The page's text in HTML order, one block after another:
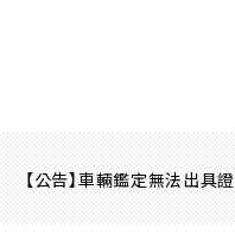
【公告】車輛鑑定無法出具